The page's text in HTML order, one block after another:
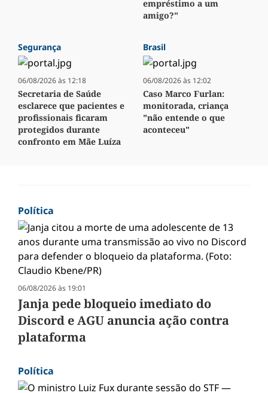
empréstimo a um
amigo?"
Segurança
06/08/2026 às 12:18
Secretaria de Saúde
esclarece que pacientes e
profissionais ficaram
protegidos durante
confronto em Mãe Luíza
Brasil
06/08/2026 às 12:02
Caso Marco Furlan:
monitorada, criança
"não entende o que
aconteceu"
Política
06/08/2026 às 19:01
Janja pede bloqueio imediato do
Discord e AGU anuncia ação contra
plataforma
Política